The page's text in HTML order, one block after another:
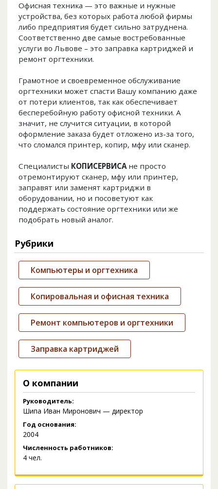
Офисная техника — это важные и нужные
устройства, без которых работа любой фирмы
либо предприятия будет сильно затруднена.
Соответственно две самые востребованные
услуги во Львове – это заправка картриджей и
ремонт оргтехники.
Грамотное и своевременное обслуживание
оргтехники может спасти Вашу компанию даже
от потери клиентов, так как обеспечивает
бесперебойную работу офисной техники. А
значит, не случится ситуации, в которой
оформление заказа будет отложено из-за того,
что сломался принтер, копир, мфу или сканер.
Специалисты КОПИСЕРВИСАне просто
отремонтируют сканер, мфу или принтер,
заправят или заменят картриджи в
оборудовании, но и посоветуют как
поддержать состояние оргтехники или же
подобрать новый аналог.
Рубрики
Компьютеры и оргтехника
Копировальная и офисная техника
Ремонт компьютеров и оргтехники
Заправка картриджей
О компании
Руководитель:
Шипа Иван Миронович — директор
Год основания:
2004
Численность работников:
4 чел.